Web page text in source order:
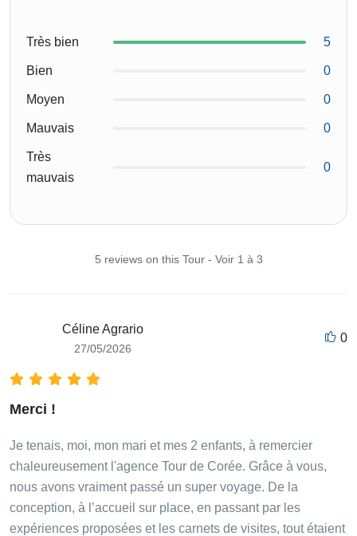
Très bien 5
Bien 0
Moyen 0
Mauvais 0
Très
mauvais
0
5 reviews on this Tour - Voir 1 à 3
Céline Agrario
27/05/2026
0
Merci !
Je tenais, moi, mon mari et mes 2 enfants, à remercier
chaleureusement l'agence Tour de Corée. Grâce à vous,
nous avons vraiment passé un super voyage. De la
conception, à l’accueil sur place, en passant par les
expériences proposées et les carnets de visites, tout étaient